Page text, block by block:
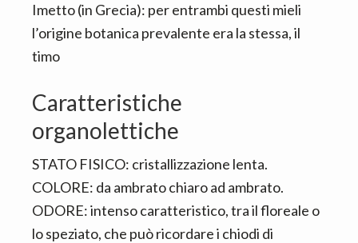
Imetto (in Grecia): per entrambi questi mieli
l’origine botanica prevalente era la stessa, il
timo
Caratteristiche
organolettiche
STATO FISICO: cristallizzazione lenta.
COLORE: da ambrato chiaro ad ambrato.
ODORE: intenso caratteristico, tra il floreale o
lo speziato, che può ricordare i chiodi di